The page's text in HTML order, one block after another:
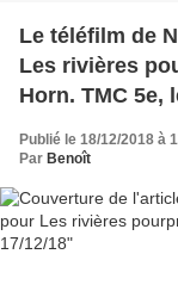
Le téléfilm de
Les rivières
Horn. TMC 5e,
Publié le 18/12/2018 à
Par Benoît